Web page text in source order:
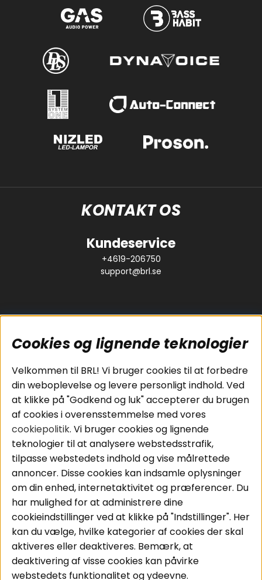
KONTAKT OS
Kundeservice
+4619-206750
support@brl.se
Populære sider
Pakkeløsninger
Bilstereo
Højttalere
Forstærker
Smartphone
Tilbehør
Kabler
Kundeservice
Cookies
Handelsbetingelser
Personvernpolicy
Service / Garanti /
Retur
Områder
Bilstereo
Hjemmestereo
S
g på din bil
Følg os
Instagram
Facebook
Youtube
Cookies og lignende teknologier
Velkommen til BRL! Vi bruger cookies til at forbedre
din weboplevelse og levere personligt indhold. Ved
at klikke på "Godkend og luk" accepterer du brugen
af cookies i overensstemmelse med vores
cookiepolitik. Vi bruger cookies og lignende
teknologier til at analysere webstedsstrafik,
tilpasse webstedets indhold og vise målrettede
annoncer. Disse cookies kan indsamle oplysninger
om din enhed, internetaktivitet og præferencer. Du
har mulighed for at administrere dine
cookieindstillinger ved at klikke på "Indstillinger". Her
kan du vælge, hvilke kategorier af cookies der skal
aktiveres eller deaktiveres. Bemærk, at
deaktivering af visse cookies kan påvirke
webstedets funktionalitet og ydeevne.